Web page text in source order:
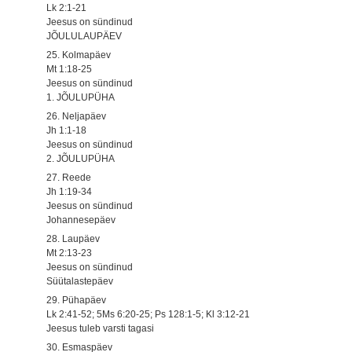
Lk 2:1-21
Jeesus on sündinud
JÕULULAUPÄEV
25. Kolmapäev
Mt 1:18-25
Jeesus on sündinud
1. JÕULUPÜHA
26. Neljapäev
Jh 1:1-18
Jeesus on sündinud
2. JÕULUPÜHA
27. Reede
Jh 1:19-34
Jeesus on sündinud
Johannesepäev
28. Laupäev
Mt 2:13-23
Jeesus on sündinud
Süütalastepäev
29. Pühapäev
Lk 2:41-52; 5Ms 6:20-25; Ps 128:1-5; Kl 3:12-21
Jeesus tuleb varsti tagasi
30. Esmaspäev